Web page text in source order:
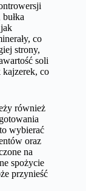
co
strony,
soli
kajzerek, co
również
wybierać
oraz
na
spożycie
przynieść